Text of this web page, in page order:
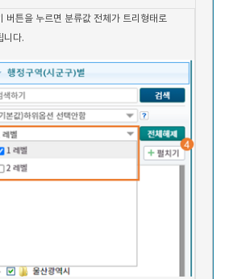
버튼을 누르면 분류값 전체가 트리형태로
니다.